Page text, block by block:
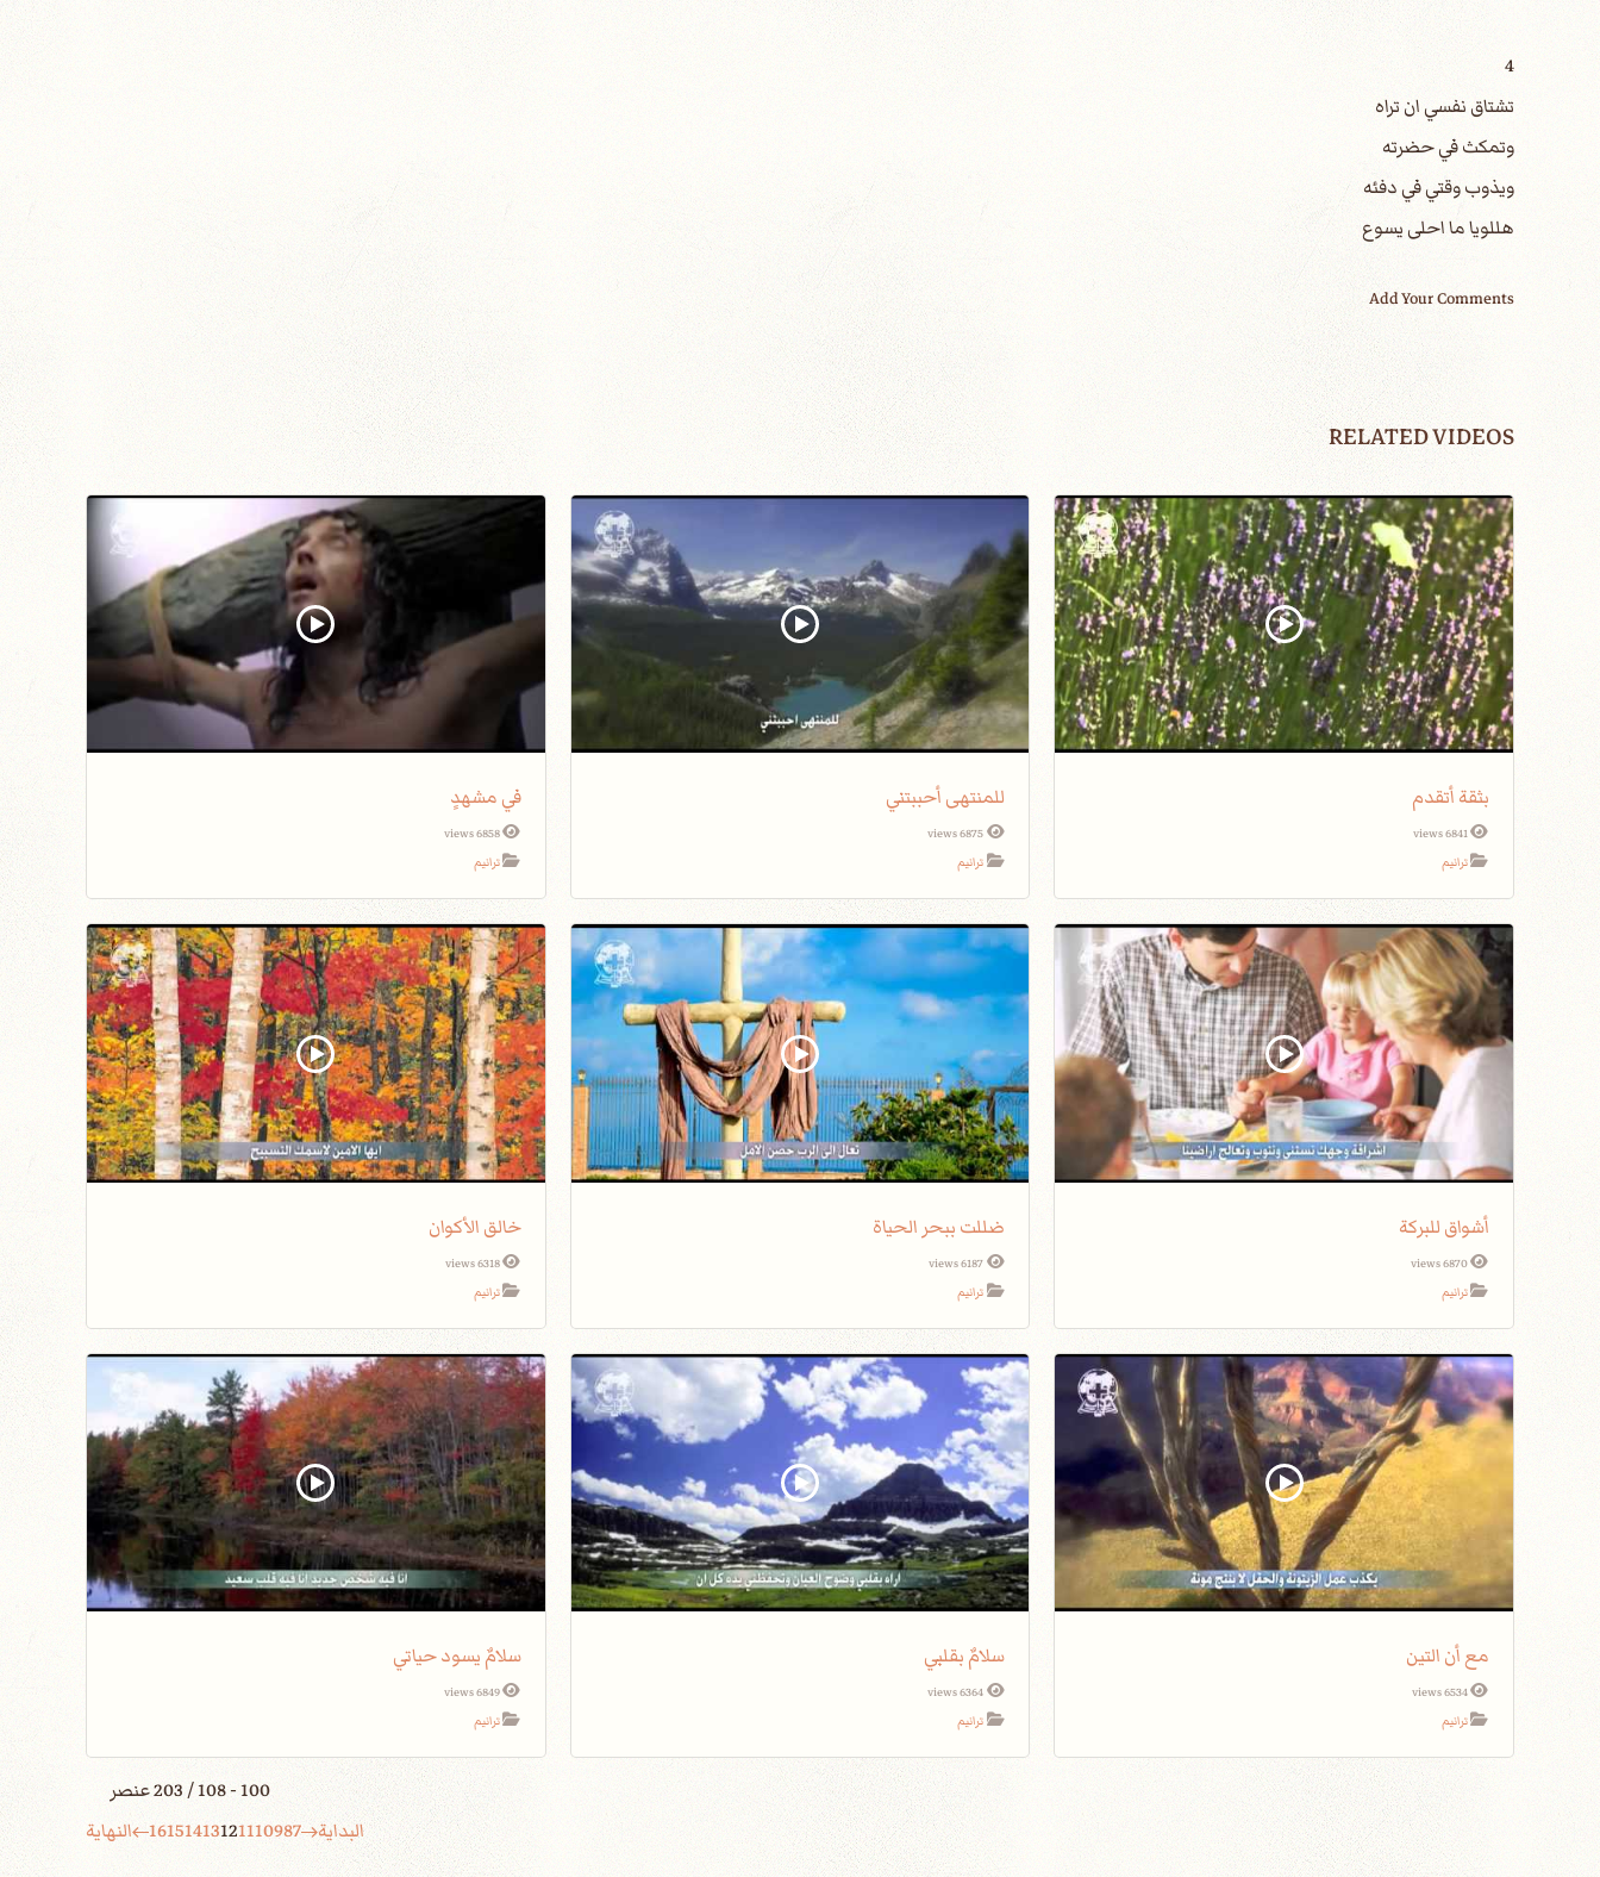
4
تشتاق نفسي ان تراه
وتمكث في حضرته
ويذوب وقتي في دفئه
هللويا ما احلى يسوع
Add Your Comments
RELATED VIDEOS
بثقة أتقدم
6841 views
ترانيم
للمنتهى أحببتني
ترانيم
في مشهدٍ
6858 views
ترانيم
أشواق للبركة
6870 views
ترانيم
ضللت ببحر الحياة
ترانيم
خالق الأكوان
6318 views
ترانيم
مع أن التين
6534 views
ترانيم
سلامٌ بقلبي
ترانيم
سلامٌ يسود حياتي
6849 views
ترانيم
100 - 108 / 203 عنصر
البداية
7
8
9
10
11
12
13
14
15
16 النهاية